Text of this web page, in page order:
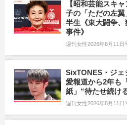
【昭和芸能スキ
子の「ただの左
半生《東大闘争
事件》
週刊女性2026年8月11日
SixTONES・ジェ
愛報道から2年も
紙」“待たせ続け
週刊女性2026年8月11日